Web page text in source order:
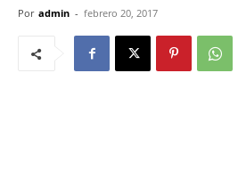
Por admin - febrero 20, 2017